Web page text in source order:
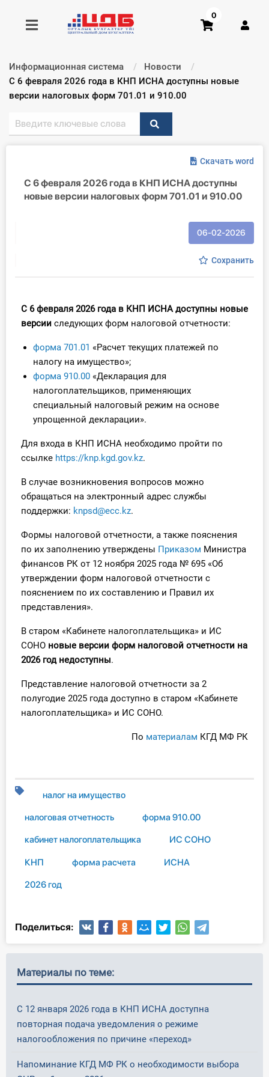
Получить консультацию
Главная ИС
Консультации
Вебинары
Справочник бухгалтера
Участник ВЭД
Практика ИП
Учет по отраслям
Юридический помощник
О Системе
Обучение
Тарифы
Тестирование для
бухгалтера
0
Информационная система
Новости
Текущий:
С 6 февраля 2026 года в КНП ИСНА доступны новые
версии налоговых форм 701.01 и 910.00
Скачать word
С 6 февраля 2026 года в КНП ИСНА доступны
новые версии налоговых форм 701.01 и 910.00
06-02-2026
Сохранить
С 6 февраля 2026 года в КНП ИСНА доступны новые
версии следующих форм налоговой отчетности:
форма 701.01 «Расчет текущих платежей по
налогу на имущество»;
форма 910.00 «Декларация для
налогоплательщиков, применяющих
специальный налоговый режим на основе
упрощенной декларации».
Для входа в КНП ИСНА необходимо пройти по
ссылке https://knp.kgd.gov.kz.
В случае возникновения вопросов можно
обращаться на электронный адрес службы
поддержки: knpsd@ecc.kz.
Формы налоговой отчетности, а также пояснения
по их заполнению утверждены Приказом Министра
финансов РК от 12 ноября 2025 года № 695 «Об
утверждении форм налоговой отчетности с
пояснением по их составлению и Правил их
представления».
В старом «Кабинете налогоплательщика» и ИС
СОНО новые версии форм налоговой отчетности на
2026 год недоступны.
Представление налоговой отчетности за 2
полугодие 2025 года доступно в старом «Кабинете
налогоплательщика» и ИС СОНО.
По материалам КГД МФ РК
налог на имущество
налоговая отчетность форма 910.00
кабинет налогоплательщика ИС СОНО
КНП форма расчета ИСНА
2026 год
Поделиться:
Материалы по теме:
С 12 января 2026 года в КНП ИСНА доступна
повторная подача уведомления о режиме
налогообложения по причине «переход»
Напоминание КГД МФ РК о необходимости выбора